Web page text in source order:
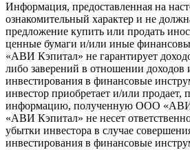
Информация, предоставленная на
ознакомительный характер и не
предложение купить или продать
ценные бумаги и/или иные
«АВИ Кэпитал» не гарантирует
либо заверений в отношении доходов
инвестирования в финансовые
инвестор приобретает и/или продает,
информацию, полученную ООО
«АВИ Кэпитал» не несет
убытки инвестора в случае
инвестирования в финансовые